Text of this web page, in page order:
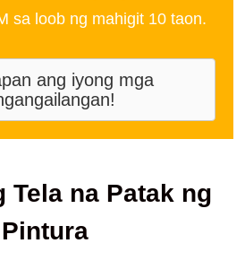
sa loob ng mahigit 10 taon.
ang iyong mga
Tela na Patak ng
Pintura